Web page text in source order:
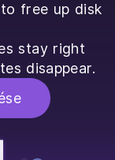
free up disk
stay right
disappear.